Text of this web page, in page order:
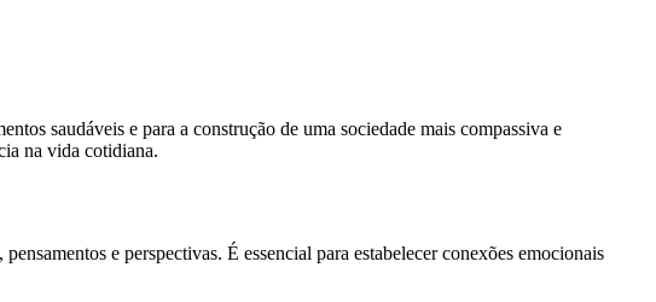
saudáveis e para a construção de uma sociedade mais compassiva e
na vida cotidiana.
e perspectivas. É essencial para estabelecer conexões emocionais